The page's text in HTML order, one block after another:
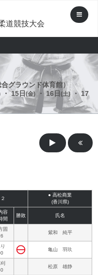
道競技大会
グラウンド体育館）
・ 15日(金) ・ 16日(土)
・ 17
● 高松商業
(香川県)
容
間
勝敗 氏名
固
紫和 純平
亀山 羽玖
松原 雄静